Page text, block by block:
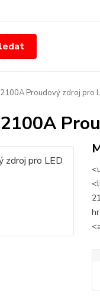
Proudový zdroj pro